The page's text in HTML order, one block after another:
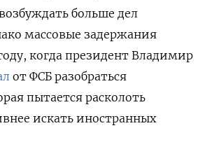
больше дел
массовые задержания
когда президент Владимир
от ФСБ разобраться
пытается расколоть
искать иностранных